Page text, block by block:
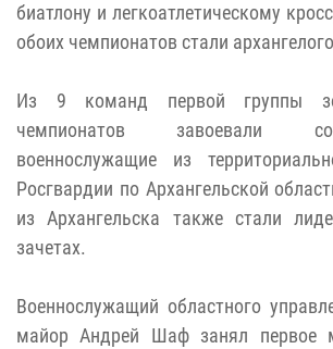
биатлону и легкоатлетическому
обоих чемпионатов стали
Из 9 команд первой группы
чемпионатов завоевали
военнослужащие из
Росгвардии по Архангельской
из Архангельска также стали
зачетах.
Военнослужащий областного
майор Андрей Шаф занял первое